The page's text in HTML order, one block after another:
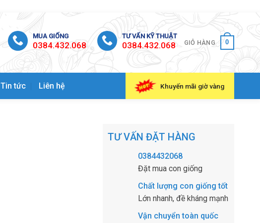
MUA GIỐNG
0384.432.068
TƯ VẤN KỸ THUẬT
0384.432.068 GIỎ HÀNG 0
Tin tức Liên hệ Khuyến mãi giờ vàng
TƯ VẤN ĐẶT HÀNG
0384432068
Đặt mua con giống
Chất lượng con giống tốt
Lớn nhanh, đề kháng mạnh
Vận chuyển toàn quốc